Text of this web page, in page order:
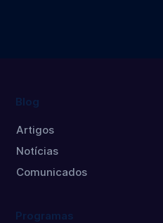
Blog
Artigos
Notícias
Comunicados
Programas